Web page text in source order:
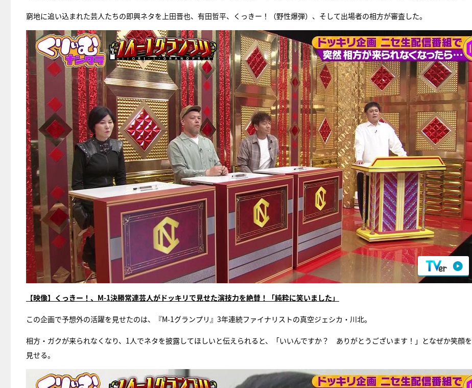
窮地に追い込まれた芸人たちの即興ネタを上田晋也、有田哲平、くっきー！（野性爆弾）、そして出場者の相方が審査した。
【映像】くっきー！、M-1決勝常連芸人がドッキリで見せた演技力を絶賛！「純粋に笑いました」
この企画で予想外の活躍を見せたのは、『M-1グランプリ』3年連続ファイナリストの真空ジェシカ・川北。
相方・ガクが来られなくなり、1人でネタを披露してほしいと伝えられると、「いいんですか？ ありがとうございます！」となぜか笑顔を
見せる。